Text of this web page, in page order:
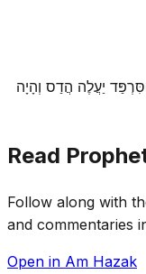
יַעֲלֶה הֲדַס וְהָיָה
Read
Follow along with
and commentaries
Open in Am Hazak